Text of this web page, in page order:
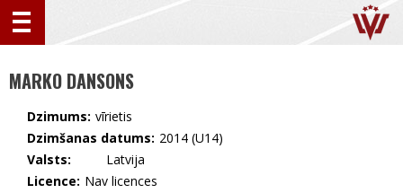
MARKO DANSONS
Dzimums: vīrietis
Dzimšanas datums: 2014 (U14)
Valsts:
🇱🇻 Latvija
Licence: Nav licences